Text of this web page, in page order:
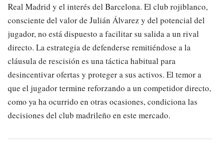
Real Madrid y el interés del Barcelona. El club rojiblanco,
consciente del valor de Julián Álvarez y del potencial del
jugador, no está dispuesto a facilitar su salida a un rival
directo. La estrategia de defenderse remitiéndose a la
cláusula de rescisión es una táctica habitual para
desincentivar ofertas y proteger a sus activos. El temor a
que el jugador termine reforzando a un competidor directo,
como ya ha ocurrido en otras ocasiones, condiciona las
decisiones del club madrileño en este mercado.